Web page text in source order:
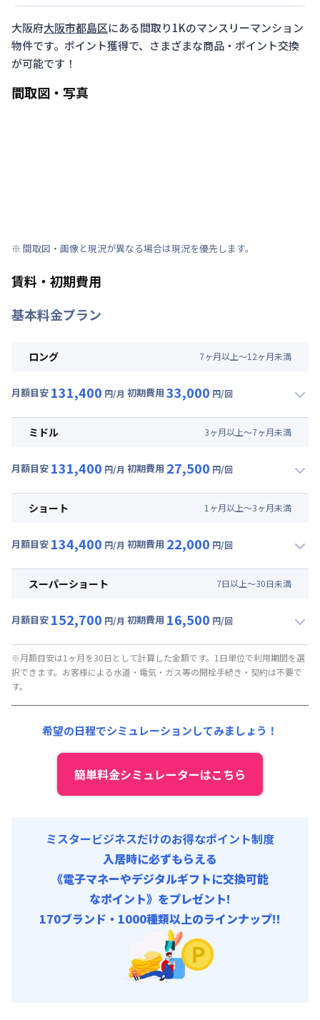
大阪府大阪市都島区にある間取り1Kのマンスリーマンション
物件です。ポイント獲得で、さまざまな商品・ポイント交換
が可能です！
間取図・写真
※ 間取図・画像と現況が異なる場合は現況を優先します。
賃料・初期費用
基本料金プラン
ロング 7ヶ月以上～12ヶ月未満
月額目安 131,400 円/月 初期費用 33,000 円/回
月額賃料目安(30日利用)
光熱費他 : 24,000円/月 (800円/日) (税抜)
その他費用 :
初期費用
ミドル 3ヶ月以上～7ヶ月未満
月額目安 131,400 円/月 初期費用 27,500 円/回
月額賃料目安(30日利用)
光熱費他 : 24,000円/月 (800円/日) (税抜)
その他費用 :
初期費用
ショート 1 ヶ月以上～3ヶ月未満
月額目安 134,400 円/月 初期費用 22,000 円/回
月額賃料目安(30日利用)
光熱費他 : 24,000円/月 (800円/日) (税抜)
その他費用 :
管理費: 24,000円/月 (800円/日)
初期費用
スーパーショート 7日以上～30日未満
月額目安 152,700 円/月 初期費用 16,500 円/回
月額賃料目安(30日利用)
賃料 : 93,000円/月 (3,100円/日) (税抜)
光熱費他 :
その他費用 :
24,000円/月 (800円/日)
契約事務手数料 : 5,000円/回 (税抜)
※月額目安は1ヶ月を30日として計算した金額です。1日単位で利用期間を選
択できます。お客様による水道・電気・ガス等の開栓手続き・契約は不要で
す。
希望の日程でシミュレーションしてみましょう！
簡単料金シミュレーターはこちら
ミスタービジネスだけのお得なポイント制度
入居時に必ずもらえる
《電子マネーやデジタルギフトに交換可能
なポイント》をプレゼント!
170ブランド・1000種類以上のラインナップ!!